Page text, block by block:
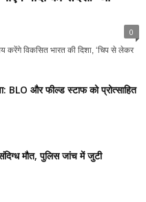
0
विकसित भारत की दिशा, ‘चिप से लेकर
BLO और फील्ड स्टाफ को प्रोत्साहित
मौत, पुलिस जांच में जुटी